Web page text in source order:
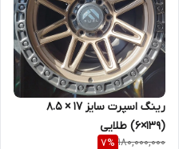
رینگ اسپرت سایز ۱۷ × ۸.۵
(۱۳۹×۶) طلایی
180,000,000
7%